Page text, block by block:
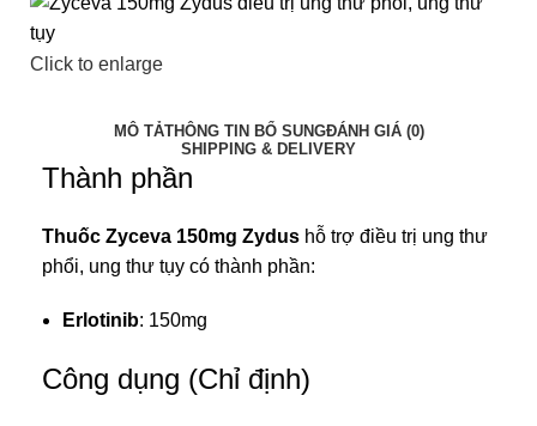
Click to enlarge
MÔ TẢTHÔNG TIN BỔ SUNGĐÁNH GIÁ (0)
SHIPPING & DELIVERY
Thành phần
Thuốc Zyceva 150mg Zydus hỗ trợ điều trị ung thư
phổi, ung thư tụy có thành phần:
Erlotinib: 150mg
Công dụng (Chỉ định)